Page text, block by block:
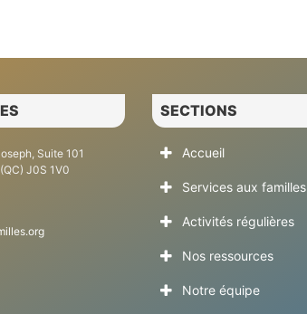
Suite 101
J0S 1V0
SECTIONS
Accueil
Services aux familles
Activités régulières
Nos ressources
Notre équipe